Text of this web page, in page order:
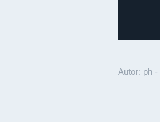
Autor: ph -